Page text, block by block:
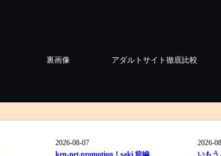
裏画像 アダルトサイト徹底比較